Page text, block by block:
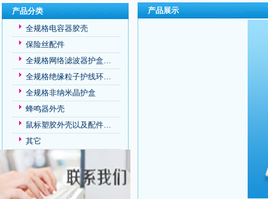
产品分类
全规格电容器胶壳
保险丝配件
全规格网络滤波器护盒…
全规格绝缘粒子护线环…
全规格非纳米晶护盒
蜂鸣器外壳
鼠标塑胶外壳以及配件…
其它
产品展示